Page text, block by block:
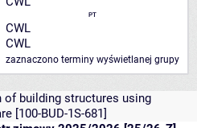
PT
CWL
CWL
zaznaczono terminy wyświetlanej grupy
of building structures using
[100-BUD-1S-681]